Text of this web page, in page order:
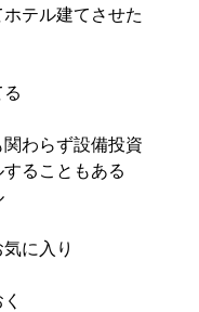
テル建てさせた
わらず設備投資
ることもある
に入り